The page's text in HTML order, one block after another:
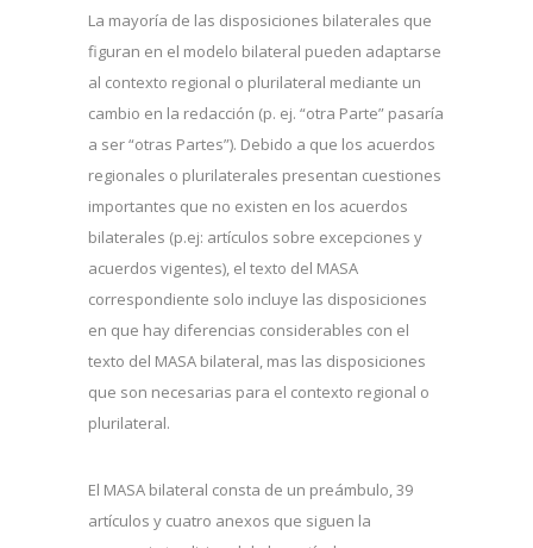
La mayoría de las disposiciones bilaterales que
figuran en el modelo bilateral pueden adaptarse
al contexto regional o plurilateral mediante un
cambio en la redacción (p. ej. “otra Parte” pasaría
a ser “otras Partes”). Debido a que los acuerdos
regionales o plurilaterales presentan cuestiones
importantes que no existen en los acuerdos
bilaterales (p.ej: artículos sobre excepciones y
acuerdos vigentes), el texto del MASA
correspondiente solo incluye las disposiciones
en que hay diferencias considerables con el
texto del MASA bilateral, mas las disposiciones
que son necesarias para el contexto regional o
plurilateral.
El MASA bilateral consta de un preámbulo, 39
artículos y cuatro anexos que siguen la